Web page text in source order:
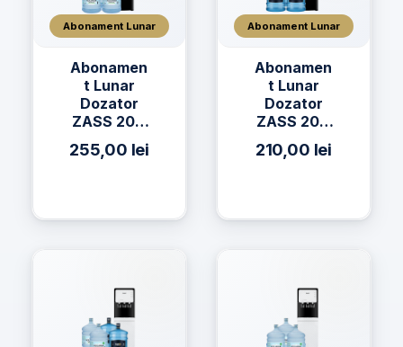
Abonament Lunar
Abonamen
t Lunar
Dozator
ZASS 20C
AQUAVIA
255,00 lei
Abonament Lunar
Abonamen
t Lunar
Dozator
ZASS 20C
h2on 19L
210,00 lei